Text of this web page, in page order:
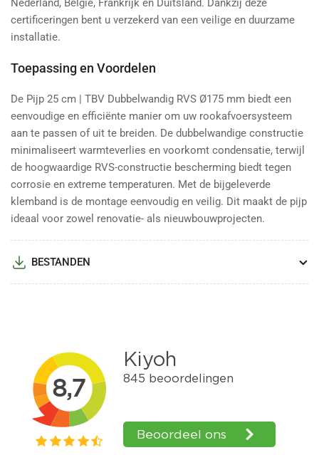
Nederland, België, Frankrijk en Duitsland. Dankzij deze
certificeringen bent u verzekerd van een veilige en duurzame
installatie.
Toepassing en Voordelen
De Pijp 25 cm | TBV Dubbelwandig RVS Ø175 mm biedt een
eenvoudige en efficiënte manier om uw rookafvoersysteem
aan te passen of uit te breiden. De dubbelwandige constructie
minimaliseert warmteverlies en voorkomt condensatie, terwijl
de hoogwaardige RVS-constructie bescherming biedt tegen
corrosie en extreme temperaturen. Met de bijgeleverde
klemband is de montage eenvoudig en veilig. Dit maakt de pijp
ideaal voor zowel renovatie- als nieuwbouwprojecten.
BESTANDEN